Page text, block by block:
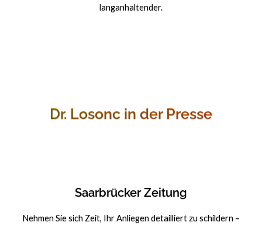
langanhaltender.
Dr. Losonc in der Presse
Saarbrücker Zeitung
Nehmen Sie sich Zeit, Ihr Anliegen detailliert zu schildern –